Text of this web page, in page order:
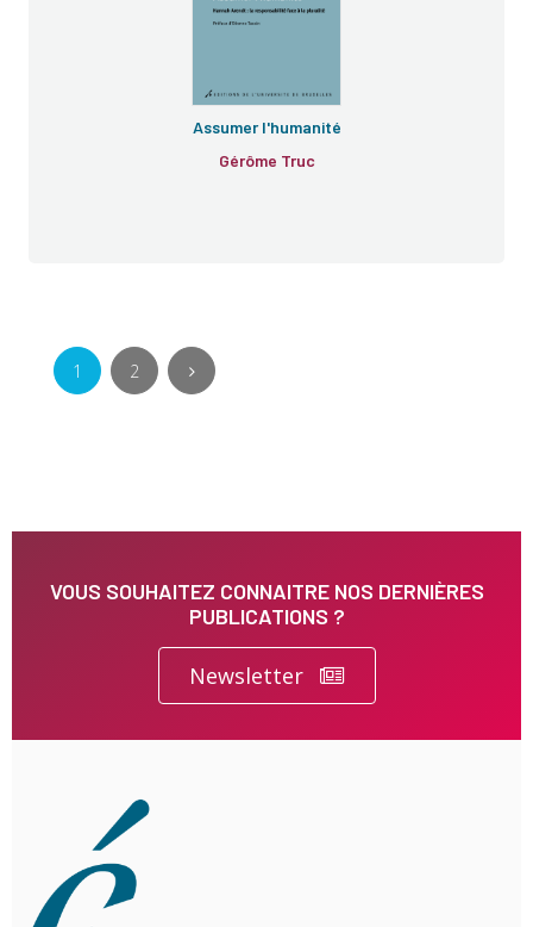
Assumer l'humanité
Gérôme Truc
1 2
VOUS SOUHAITEZ CONNAITRE NOS DERNIÈRES
PUBLICATIONS ?
Newsletter